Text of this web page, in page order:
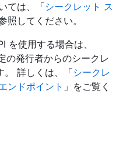
ては、「シークレット ス
照してください。
を使用する場合は、
の発行者からのシークレ
。 詳しくは、「シークレ
ンドポイント 」をご覧く